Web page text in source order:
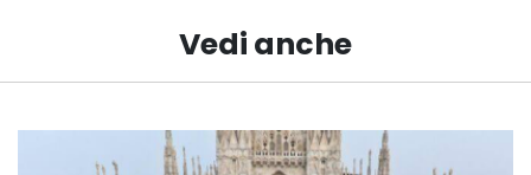
Vedi anche